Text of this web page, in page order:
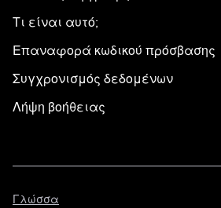
Τι είναι αυτό;
Επαναφορά κωδικού πρόσβασης
Συγχρονισμός δεδομένων
Λήψη βοήθειας
Γλώσσα